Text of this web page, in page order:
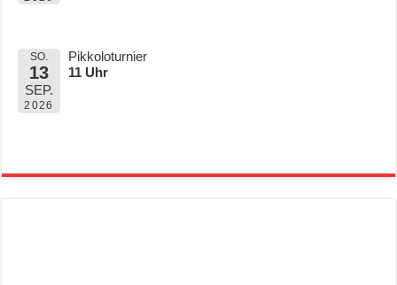
SO.
13
SEP.
2026
Pikkoloturnier
11 Uhr